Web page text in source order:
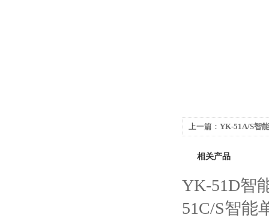
上一篇： YK-51A/S智
相关产品
YK-51D智
51C/S智能